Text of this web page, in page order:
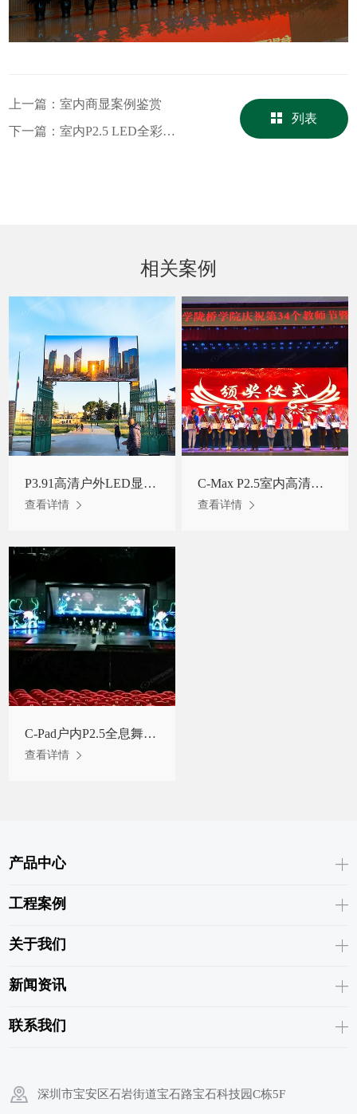
上一篇：室内商显案例鉴赏
下一篇：室内P2.5 LED全彩显示屏印度尼西亚项目
列表
相关案例
P3.91高清户外LED显示屏租赁屏意大利某公园门口项目
查看详情
C-Max P2.5室内高清高刷全彩屏西北某财经大学舞台项目
查看详情
C-Pad户内P2.5全息舞台屏云南某地项目
查看详情
产品中心
工程案例
关于我们
新闻资讯
联系我们
深圳市宝安区石岩街道宝石路宝石科技园C栋5F